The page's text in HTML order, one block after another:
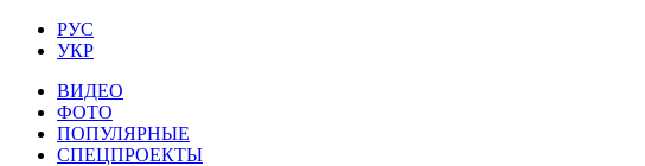
РУС
УКР
ВИДЕО
ФОТО
ПОПУЛЯРНЫЕ
СПЕЦПРОЕКТЫ